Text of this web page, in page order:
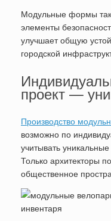
Модульные формы
элементы
улучшает общую
городской
проект —
Производство
возможно по
учитывать
Только архитекторы
общественное